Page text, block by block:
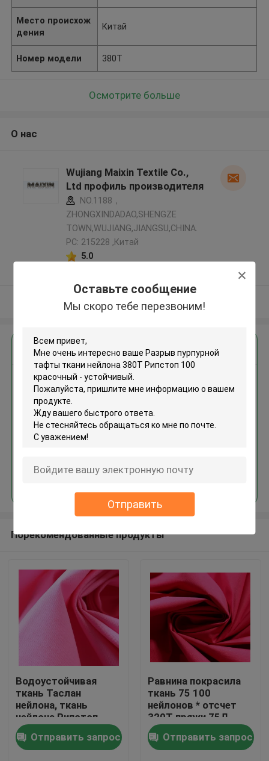
Оставьте сообщение
Мы скоро тебе перезвоним!
Отправить
Главная страница
Место происхож
дения
Китай
Номер модели 380Т
Осмотрите больше
О нас
Wujiang Maixin Textile Co.,
Ltd профиль производителя
NO.1188，
ZHONGXINDADAO,SHENGZE
TOWN,WUJIANG,JIANGSU,CHINA.
PC: 215228 ,Китай
5.0
поставщик
Осмотрите больше
Получить лучшую цену для
Разрыв пурпурной тафты
ткани нейлона 380Т Рипстоп
100 красочный - устойчивый
Продолжать
Порекомендованные продукты
Водоустойчивая
ткань Таслан
нейлона, ткань
нейлона Рипстоп
Виндбреакер двором
Отправить запрос
Равнина покрасила
ткань 75 100
нейлонов * отсчет
320Т пряжи 75Д
противостатический
Отправить запрос